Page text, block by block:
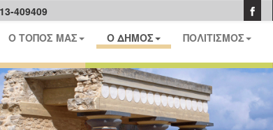
409409
Ο ΤΟΠΟΣ ΜΑΣ Ο ΔΗΜΟΣ ΠΟΛΙΤΙΣΜΟΣ